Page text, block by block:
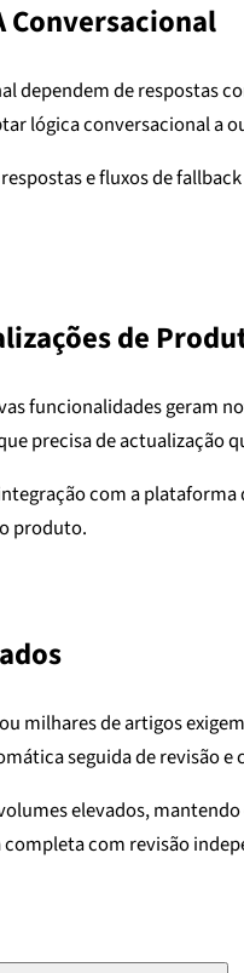
Conversacional
dependem de respostas
lógica conversacional a
e fluxos de
de
funcionalidades geram
precisa de actualização
com a
produto.
milhares de artigos
seguida de revisão
elevados,
com revisão